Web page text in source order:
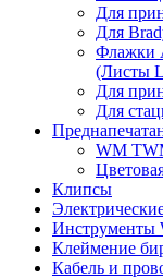
Для
Для
Флажки
(Листы
Для
Для
WM
Клипсы
Инструменты
Клеймение
Кабель и